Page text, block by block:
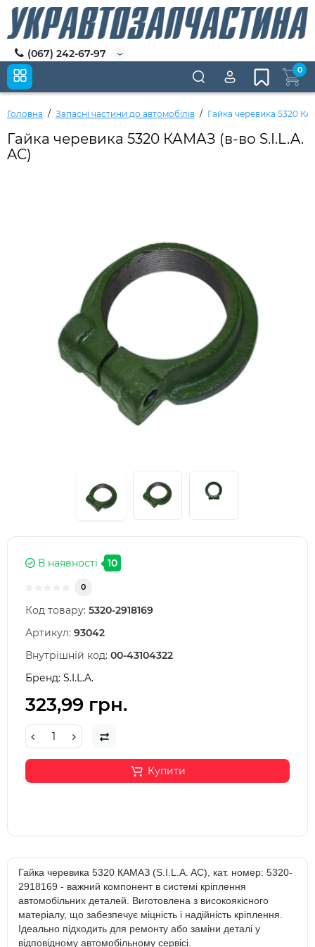
(067) 242-67-97
0
Головна Запасні частини до автомобілів Гайка черевика 5320
Гайка черевика 5320 КАМАЗ (в-во S.I.L.A.
AC)
В наявності 10
0
Код товару: 5320-2918169
Артикул: 93042
Внутрішній код: 00-43104322
Бренд: S.I.L.A.
323,99 грн.
Купити
Гайка черевика 5320 КАМАЗ (S.I.L.A. AC), кат. номер: 5320-
2918169 - важний компонент в системі кріплення
автомобільних деталей. Виготовлена з високоякісного
матеріалу, що забезпечує міцність і надійність кріплення.
Ідеально підходить для ремонту або заміни деталі у
відповідному автомобільному сервісі.